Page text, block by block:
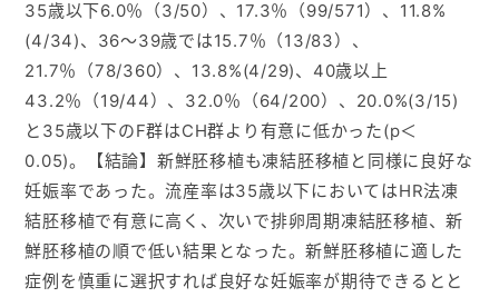
35歳以下6.0％（3/50）、17.3％（99/571）、11.8%
(4/34)、36～39歳では15.7％（13/83）、
21.7％（78/360）、13.8%(4/29)、40歳以上
43.2％（19/44）、32.0％（64/200）、20.0%(3/15)
と35歳以下のF群はCH群より有意に低かった(p＜
0.05)。【結論】新鮮胚移植も凍結胚移植と同様に良好な
妊娠率であった。流産率は35歳以下においてはHR法凍
結胚移植で有意に高く、次いで排卵周期凍結胚移植、新
鮮胚移植の順で低い結果となった。新鮮胚移植に適した
症例を慎重に選択すれば良好な妊娠率が期待できるとと